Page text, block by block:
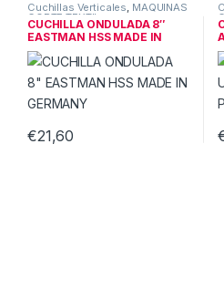
Cuchillas Verticales, MAQUINAS
CORTE TEXTIL
CUCHILLA ONDULADA 8″
EASTMAN HSS MADE IN
GERMANY
€21,60